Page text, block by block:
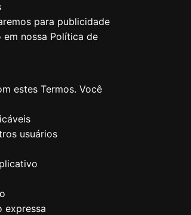
para publicidade
nossa Política de
estes Termos. Você
usuários
expressa